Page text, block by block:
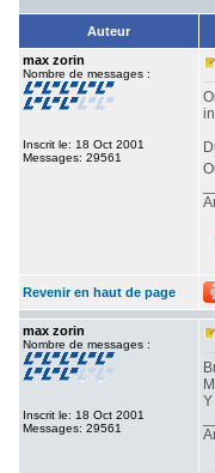
Auteur
max zorin
Nombre de messages :
Inscrit le: 18 Oct 2001
Messages: 29561
Revenir en haut de page
max zorin
Nombre de messages :
Inscrit le: 18 Oct 2001
Messages: 29561